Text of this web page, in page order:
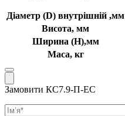
Діаметр (D) внутрішній ,мм
Висота, мм
Ширина (Н),мм
Маса, кг
Замовити КС7.9-П-ЕС
Ім’я